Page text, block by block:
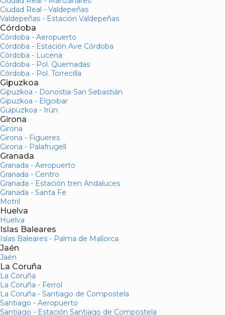
Ciudad Real - Valdepeñas
Valdepeñas - Estación Valdepeñas
Córdoba
Córdoba - Aeropuerto
Córdoba - Estación Ave Córdoba
Córdoba - Lucena
Córdoba - Pol. Quemadas
Córdoba - Pol. Torrecilla
Gipuzkoa
Gipuzkoa - Donostia-San Sebastián
Gipuzkoa - Elgoibar
Guipuzkoa - Irún
Girona
Girona
Girona - Figueres
Girona - Palafrugell
Granada
Granada - Aeropuerto
Granada - Centro
Granada - Estación tren Andaluces
Granada - Santa Fe
Motril
Huelva
Huelva
Islas Baleares
Islas Baleares - Palma de Mallorca
Jaén
Jaén
La Coruña
La Coruña
La Coruña - Ferrol
La Coruña - Santiago de Compostela
Santiago - Aeropuerto
Santiago - Estación Santiago de Compostela